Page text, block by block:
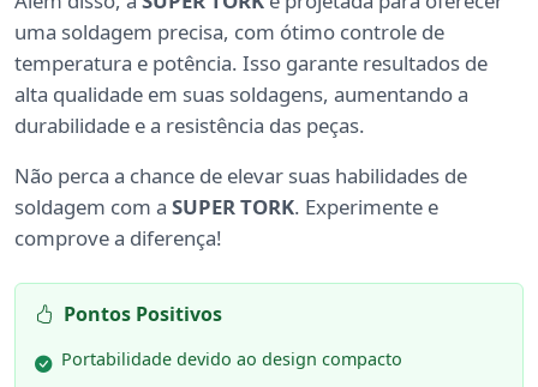
uma soldagem precisa, com ótimo controle de
temperatura e potência. Isso garante resultados de
alta qualidade em suas soldagens, aumentando a
durabilidade e a resistência das peças.
Não perca a chance de elevar suas habilidades de
soldagem com a SUPER TORK. Experimente e
comprove a diferença!
Pontos Positivos
Portabilidade devido ao design compacto